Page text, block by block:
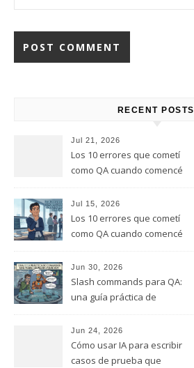
RECENT POSTS
Jul 21, 2026
Los 10 errores que cometí
como QA cuando comencé
(Parte 2)
Jul 15, 2026
Los 10 errores que cometí
como QA cuando comencé
(Parte 1)
Jun 30, 2026
Slash commands para QA:
una guía práctica de
empezar a usar hoy
Jun 24, 2026
Cómo usar IA para escribir
casos de prueba que